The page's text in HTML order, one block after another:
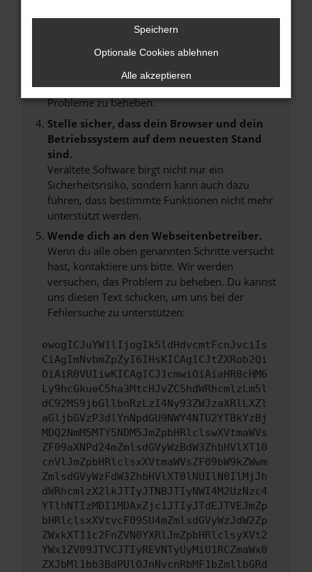
verhindern. Funktioniert die Seite in einem
anderen Browser oder in einem privaten
Starte dein Gerät neu.
Das kann manchmal helfen, vorübergehende
Probleme zu beheben.
Stelle sicher, dass dein Browser und dein
Betriebssystem auf dem neuesten Stand
sind.
Veraltete Software birgt nicht nur ein
Sicherheitsrisiko, sondern kann auch dazu
führen, dass bestimmte Funktionen nicht mehr
unterstützt werden.
Wende dich an den Webseitenbetreiber.
Wenn du alle oben genannten Schritte versucht
hast, kontaktiere uns bitte. Wir werden
versuchen, das Problem zu beheben. Du kannst
uns diesen Text schicken, um uns bei der
Fehlersuche zu unterstützen:
ewogICJuYW1lIjogIk5ldHdvcmtFcnJvciIs
CiAgImNvbmZpZyI6IHsKICAgICJtZXRob2Qi
OiAiR0VUIiwKICAgICJ1cmwiOiAiaHR0cHM6
Ly9hcGkueC5ha3MtcHJvZC5hdWRhcmlzLm5l
dC92MS9jbGllbnRzLzI4Ny93ZWJzaXRlLXZl
aGljbGVzP3dlYnNpdGU9NWY4NTU2YTBkYzBj
MDQ2NmM5MTY5NDM5JmZpbHRlclswXVtmaWVs
ZF09aXNPd24mZmlsdGVyWzBdW3ZhbHVlXT10
cnVlJmZpbHRlclsxXVtmaWVsZF09bW9kZWwm
ZmlsdGVyWzFdW3ZhbHVlXT0lNUIlN0IlMjJh
dWRhcmlzX2lkJTIyJTNBJTIyNWI4M2UzNzc4
YTlhNTIzMDI1MDAxZjc1JTIyJTdEJTVEJmZp
bHRlclsxXVtvcF09SU4mZmlsdGVyWzJdW2Zp
ZWxkXT11c2FnZVN0YXRlJmZpbHRlclsyXVt2
YWx1ZV09JTVCJTIyREVNTyUyMiU1RCZmaWx0
ZXJbMl1bb3BdPUlOJnNvcnRbMF1bZmllbGRd
Speichern
Optionale Cookies ablehnen
Alle akzeptieren